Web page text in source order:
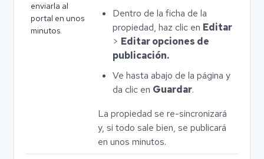
enviarla al
portal en unos
minutos.
Dentro de la ficha de la
propiedad, haz clic en Editar
> Editar opciones de
publicación.
Ve hasta abajo de la página y
da clic en Guardar.
La propiedad se re-sincronizará
y, si todo sale bien, se publicará
en unos minutos.